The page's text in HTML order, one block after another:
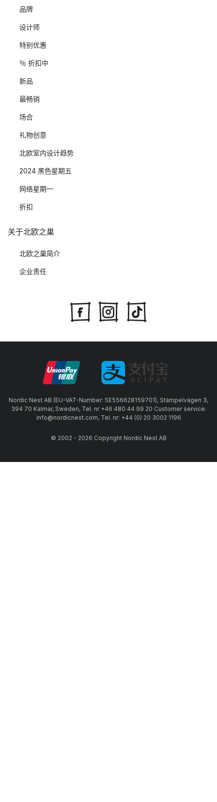
品牌
设计师
特别优惠
％ 折扣中
新品
最畅销
场合
礼物创意
北欧室内设计趋势
2024 黑色星期五
网络星期一
折扣
关于北欧之巢
北欧之巢简介
企业责任
Nordic Nest AB (EU-VAT-Number: SE556628159701), Stämpelvägen 3,
394 70 Kalmar, Sweden, Tel. nr +46 480 44 99 20 Customer service:
info@nordicnest.com, Tel. nr: +44 (0) 20 3002 1196
© 2002 - 2026 Copyright Nordic Nest AB